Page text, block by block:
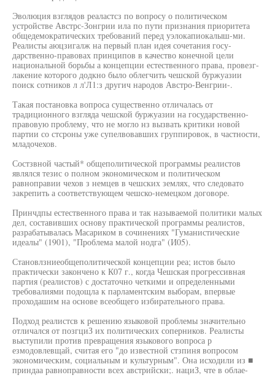
Эволюция взглядов реаластсз по вопросу о политическом
устройстве Австрс-Зонгрии ила по пути признания приоритета
общедемократических требований перед уэлокапиокалыш-ми.
Реалисты аюцзигалж на первый план идея сочетания госу-
дарственно-правовах принципов в качество конечной цели
национальной борьбы а концепции естественного права, провезг-
лакение которого додкно было облегчить чешской буржуазии
поиск сотников л л'Л1:з другич народов Австро-Венгрии-.
Такая постановка вопроса существенно отличалась от
традиционного взгляда чешской буржуазии на государственно-
правовую проблему, что не могло нз вызвать критики новой
партии со стсроны уже супелвовавших группировок, в частности,
младочехов.
Состзвной частый* общеполитической программы реалистов
являлся тезис о полном экономическом и политическом
равноправии чехов з немцев в чешских землях, что следовато
закрепить а соответствующем чешско-немецком договоре.
Принчдпы естественного права и так называемой политики малых
дел, составивших основу практической программы реалистов,
разрабатывалась Масариком в сочинениях "Гуманистические
идеалы" (1901), "Проблема малой нодга" (И05).
Становлзниеобщеполитической концепции реа; истов было
практически закончено к К07 г., когда Чешская прогрессивная
партия (реалистов) с достаточно четкими и определенными
требовалиями подощла к парламентским выборам, впервые
проходашим на основе всеобщего избирательного права.
Подход реалистсв к решению языковой проблемы значительно
отличался от позгциЗ их политических соперников. Реалисты
выступили против превращения языкового вопроса р
езмодовлевщай, считая его "до известной стзпиня вопросом
экономическим, социальным и культурным". Она исходили из ■
приндаа равноправности всех австрийски;. нациЗ, чте в облае-